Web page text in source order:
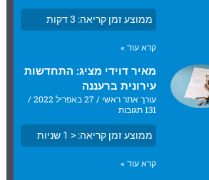
ממוצע זמן קריאה: 3דקות
קרא עוד »
מאיר דוידי מציג: התחדשות
עירונית ברעננה
עורך אתר ראשי 27 באפריל 2022
131 תגובות
ממוצע זמן קריאה: < 1 שניות
קרא עוד »